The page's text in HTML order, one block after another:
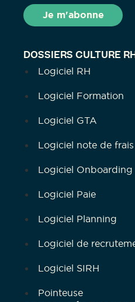
DOSSIERS CULTURE RH
Logiciel RH
Logiciel Formation
Logiciel GTA
Logiciel note de frais
Logiciel Onboarding
Logiciel Paie
Logiciel Planning
Logiciel de
Logiciel SIRH
Pointeuse